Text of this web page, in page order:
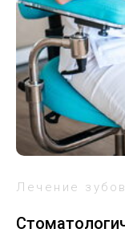
Лечение